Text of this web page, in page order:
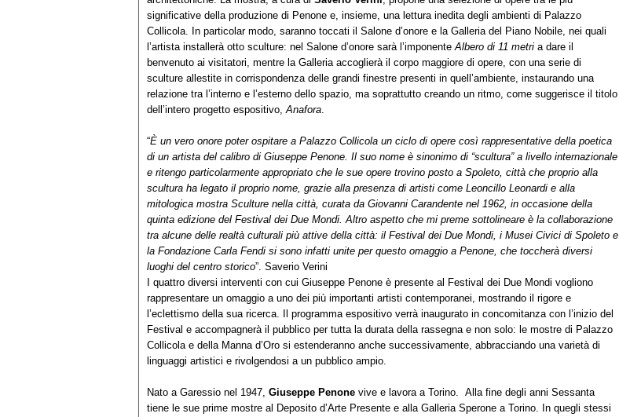
significative della produzione di Penone e, insieme, una lettura inedita degli ambienti di Palazzo
Collicola. In particolar modo, saranno toccati il Salone d’onore e la Galleria del Piano Nobile, nei quali
l’artista installerà otto sculture: nel Salone d’onore sarà l’imponenteAlbero di 11 metri a dare il
benvenuto ai visitatori, mentre la Galleria accoglierà il corpo maggiore di opere, con una serie di
sculture allestite in corrispondenza delle grandi finestre presenti in quell’ambiente, instaurando una
relazione tra l’interno e l’esterno dello spazio, ma soprattutto creando un ritmo, come suggerisce il titolo
dell’intero progetto espositivo,Anafora.
“È un vero onore poter ospitare a Palazzo Collicola un ciclo di opere così rappresentative della poetica
di un artista del calibro di Giuseppe Penone. Il suo nome è sinonimo di “scultura” a livello internazionale
e ritengo particolarmente appropriato che le sue opere trovino posto a Spoleto, città che proprio alla
scultura ha legato il proprio nome, grazie alla presenza di artisti come Leoncillo Leonardi e alla
mitologica mostra Sculture nella città, curata da Giovanni Carandente nel 1962, in occasione della
quinta edizione del Festival dei Due Mondi. Altro aspetto che mi preme sottolineare è la collaborazione
tra alcune delle realtà culturali più attive della città: il Festival dei Due Mondi, i Musei Civici di Spoleto e
la Fondazione Carla Fendi si sono infatti unite per questo omaggio a Penone, che toccherà diversi
luoghi del centro storico”. Saverio Verini
I quattro diversi interventi con cui Giuseppe Penone è presente al Festival dei Due Mondi vogliono
rappresentare un omaggio a uno dei più importanti artisti contemporanei, mostrando il rigore e
l’eclettismo della sua ricerca. Il programma espositivo verrà inaugurato in concomitanza con l’inizio del
Festival e accompagnerà il pubblico per tutta la durata della rassegna e non solo: le mostre di Palazzo
Collicola e della Manna d’Oro si estenderanno anche successivamente, abbracciando una varietà di
linguaggi artistici e rivolgendosi a un pubblico ampio.
Nato a Garessio nel 1947, Giuseppe Penone vive e lavora a Torino. Alla fine degli anni Sessanta
tiene le sue prime mostre al Deposito d’Arte Presente e alla Galleria Sperone a Torino. In quegli stessi